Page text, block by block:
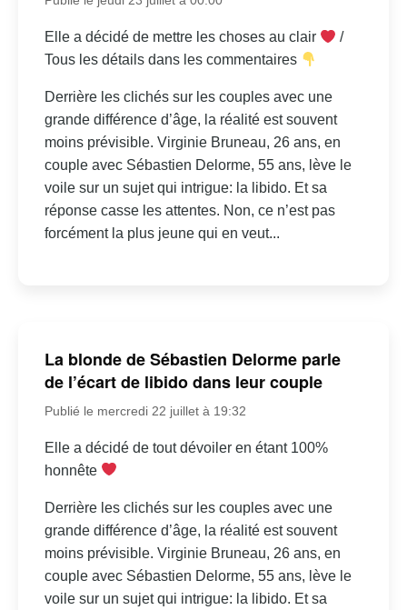
Elle a décidé de mettre les choses au clair
/
Tous les détails dans les commentaires
Derrière les clichés sur les couples avec une
grande différence d’âge, la réalité est souvent
moins prévisible. Virginie Bruneau, 26 ans, en
couple avec Sébastien Delorme, 55 ans, lève le
voile sur un sujet qui intrigue: la libido. Et sa
réponse casse les attentes. Non, ce n’est pas
forcément la plus jeune qui en veut...
La blonde de Sébastien Delorme parle
de l’écart de libido dans leur couple
Publié le mercredi 22 juillet à 19:32
Elle a décidé de tout dévoiler en étant 100%
honnête
Derrière les clichés sur les couples avec une
grande différence d’âge, la réalité est souvent
moins prévisible. Virginie Bruneau, 26 ans, en
couple avec Sébastien Delorme, 55 ans, lève le
voile sur un sujet qui intrigue: la libido. Et sa